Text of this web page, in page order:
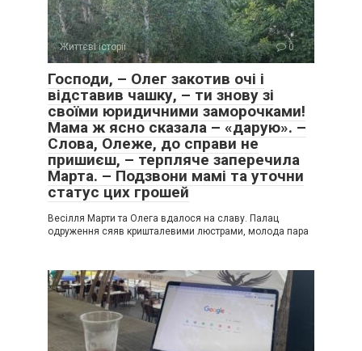
Життєві історії 0
Господи, – Олег закотив очі і
відставив чашку, – ти знову зі
своїми юридичними заморочками!
Мама ж ясно сказала – «дарую». –
Слова, Олеже, до справи не
пришиєш, – терпляче заперечила
Марта. – Подзвони мамі та уточни
статус цих грошей
Весілля Марти та Олега вдалося на славу. Палац
одруження сяяв кришталевими люстрами, молода пара